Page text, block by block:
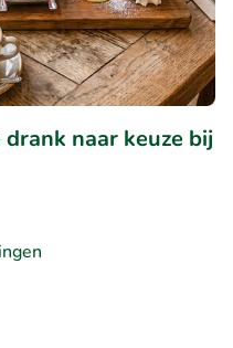
naar keuze bij